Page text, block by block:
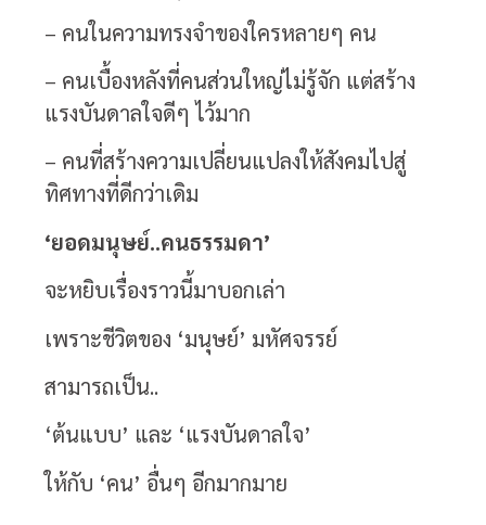
– คนในความทรงจำของใครหลายๆ คน
– คนเบื้องหลังที่คนส่วนใหญ่ไม่รู้จัก แต่สร้าง
แรงบันดาลใจดีๆ ไว้มาก
– คนที่สร้างความเปลี่ยนแปลงให้สังคมไปสู่
ทิศทางที่ดีกว่าเดิม
‘ยอดมนุษย์..คนธรรมดา’
จะหยิบเรื่องราวนี้มาบอกเล่า
เพราะชีวิตของ ‘มนุษย์’ มหัศจรรย์
สามารถเป็น..
‘ต้นแบบ’ และ ‘แรงบันดาลใจ’
ให้กับ ‘คน’ อื่นๆ อีกมากมาย